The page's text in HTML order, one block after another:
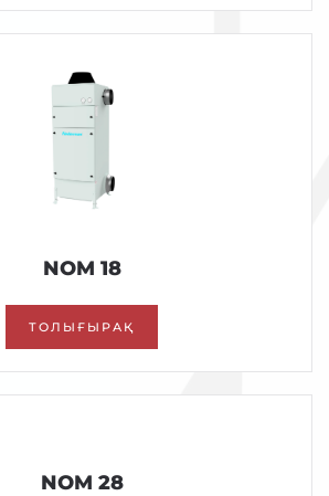
NOM 18
ТОЛЫҒЫРАҚ
NOM 28